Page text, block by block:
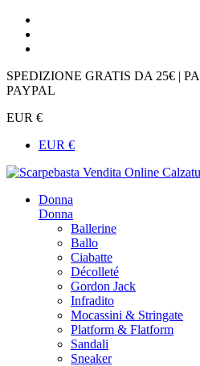
SPEDIZIONE GRATIS DA 25€ |
PAYPAL
EUR €
EUR €
Donna
Donna
Ballerine
Ballo
Ciabatte
Décolleté
Gordon Jack
Infradito
Mocassini & Stringate
Platform & Flatform
Sandali
Sneaker